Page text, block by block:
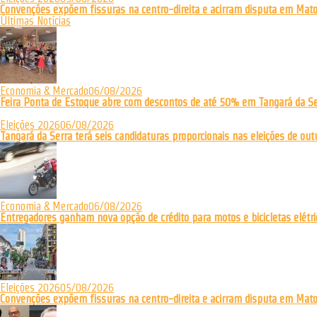
Convenções expõem fissuras na centro-direita e acirram disputa em
Últimas Notícias
Economia & Mercado06/08/2026
Feira Ponta de Estoque abre com descontos de até 50% em Tangará da
Eleições 202606/08/2026
Tangará da Serra terá seis candidaturas proporcionais nas eleições de
Economia & Mercado06/08/2026
Entregadores ganham nova opção de crédito para motos e bicicletas
Eleições 202605/08/2026
Convenções expõem fissuras na centro-direita e acirram disputa em